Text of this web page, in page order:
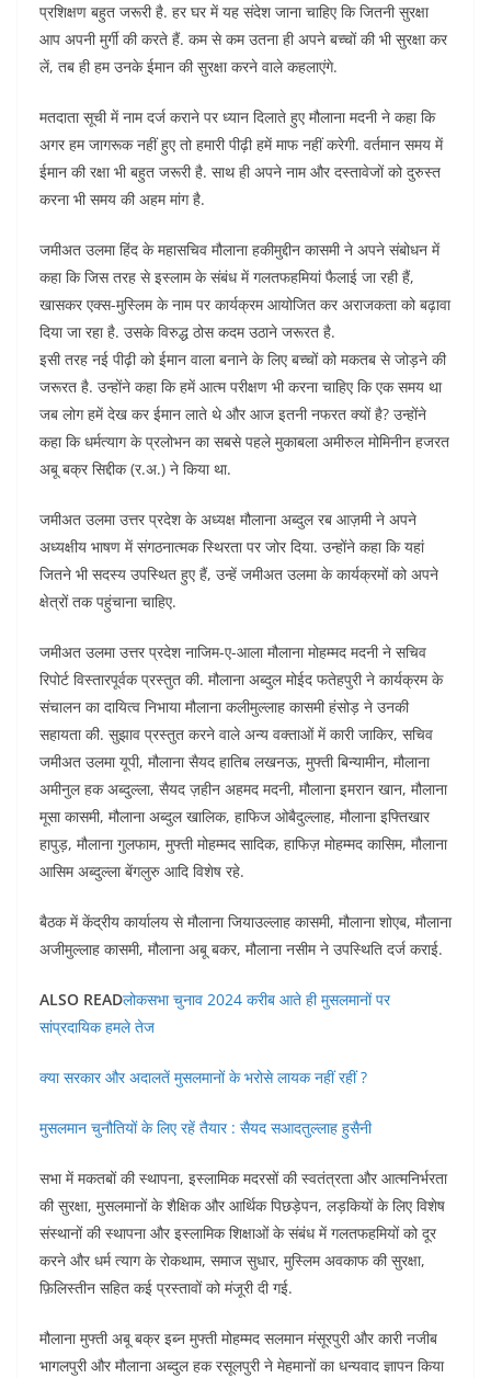
प्रशिक्षण बहुत जरूरी है. हर घर में यह संदेश जाना चाहिए कि जितनी सुरक्षा
आप अपनी मुर्गी की करते हैं. कम से कम उतना ही अपने बच्चों की भी सुरक्षा कर
लें, तब ही हम उनके ईमान की सुरक्षा करने वाले कहलाएंगे.
मतदाता सूची में नाम दर्ज कराने पर ध्यान दिलाते हुए मौलाना मदनी ने कहा कि
अगर हम जागरूक नहीं हुए तो हमारी पीढ़ी हमें माफ नहीं करेगी. वर्तमान समय में
ईमान की रक्षा भी बहुत जरूरी है. साथ ही अपने नाम और दस्तावेजों को दुरुस्त
करना भी समय की अहम मांग है.
जमीअत उलमा हिंद के महासचिव मौलाना हकीमुद्दीन कासमी ने अपने संबोधन में
कहा कि जिस तरह से इस्लाम के संबंध में गलतफहमियां फैलाई जा रही हैं,
खासकर एक्स-मुस्लिम के नाम पर कार्यक्रम आयोजित कर अराजकता को बढ़ावा
दिया जा रहा है. उसके विरुद्ध ठोस कदम उठाने जरूरत है.
इसी तरह नई पीढ़ी को ईमान वाला बनाने के लिए बच्चों को मकतब से जोड़ने की
जरूरत है. उन्होंने कहा कि हमें आत्म परीक्षण भी करना चाहिए कि एक समय था
जब लोग हमें देख कर ईमान लाते थे और आज इतनी नफरत क्यों है? उन्होंने
कहा कि धर्मत्याग के प्रलोभन का सबसे पहले मुकाबला अमीरुल मोमिनीन हजरत
अबू बक्र सिद्दीक (र.अ.) ने किया था.
जमीअत उलमा उत्तर प्रदेश के अध्यक्ष मौलाना अब्दुल रब आज़मी ने अपने
अध्यक्षीय भाषण में संगठनात्मक स्थिरता पर जोर दिया. उन्होंने कहा कि यहां
जितने भी सदस्य उपस्थित हुए हैं, उन्हें जमीअत उलमा के कार्यक्रमों को अपने
क्षेत्रों तक पहुंचाना चाहिए.
जमीअत उलमा उत्तर प्रदेश नाजिम-ए-आला मौलाना मोहम्मद मदनी ने सचिव
रिपोर्ट विस्तारपूर्वक प्रस्तुत की. मौलाना अब्दुल मोईद फतेहपुरी ने कार्यक्रम के
संचालन का दायित्व निभाया मौलाना कलीमुल्लाह कासमी हंसोड़ ने उनकी
सहायता की. सुझाव प्रस्तुत करने वाले अन्य वक्ताओं में कारी जाकिर, सचिव
जमीअत उलमा यूपी, मौलाना सैयद हातिब लखनऊ, मुफ्ती बिन्यामीन, मौलाना
अमीनुल हक अब्दुल्ला, सैयद ज़हीन अहमद मदनी, मौलाना इमरान खान, मौलाना
मूसा कासमी, मौलाना अब्दुल खालिक, हाफिज ओबैदुल्लाह, मौलाना इफ्तिखार
हापुड़, मौलाना गुलफाम, मुफ्ती मोहम्मद सादिक, हाफिज़ मोहम्मद कासिम, मौलाना
आसिम अब्दुल्ला बेंगलुरु आदि विशेष रहे.
बैठक में केंद्रीय कार्यालय से मौलाना जियाउल्लाह कासमी, मौलाना शोएब, मौलाना
अजीमुल्लाह कासमी, मौलाना अबू बकर, मौलाना नसीम ने उपस्थिति दर्ज कराई.
ALSO READलोकसभा चुनाव 2024 करीब आते ही मुसलमानों पर
सांप्रदायिक हमले तेज
क्या सरकार और अदालतें मुसलमानों के भरोसे लायक नहीं रहीं ?
मुसलमान चुनौतियों के लिए रहें तैयार : सैयद सआदतुल्लाह हुसैनी
सभा में मकतबों की स्थापना, इस्लामिक मदरसों की स्वतंत्रता और आत्मनिर्भरता
की सुरक्षा, मुसलमानों के शैक्षिक और आर्थिक पिछड़ेपन, लड़कियों के लिए विशेष
संस्थानों की स्थापना और इस्लामिक शिक्षाओं के संबंध में गलतफहमियों को दूर
करने और धर्म त्याग के रोकथाम, समाज सुधार, मुस्लिम अवकाफ की सुरक्षा,
फ़िलिस्तीन सहित कई प्रस्तावों को मंजूरी दी गई.
मौलाना मुफ्ती अबू बक्र इब्न मुफ्ती मोहम्मद सलमान मंसूरपुरी और कारी नजीब
भागलपुरी और मौलाना अब्दुल हक रसूलपुरी ने मेहमानों का धन्यवाद ज्ञापन किया